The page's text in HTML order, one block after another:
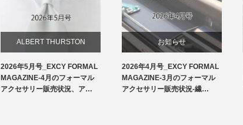
ALBERT THURSTON
お知らせ
2026年5月号_EXCY FORMAL
MAGAZINE-4月のフォーマル
アクセサリー販売状況、ア…
お知らせ
チーフ
2026年4月号_EXCY FORMAL
MAGAZINE-3月のフォーマル
アクセサリー販売状況-繊…